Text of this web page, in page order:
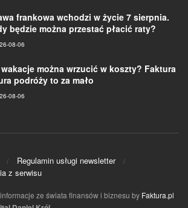
frankowa wchodzi w życie 7 sierpnia.
będzie można przestać płacić raty?
08-06
można wrzucić w koszty? Faktura
podróży to za mało
08-06
Regulamin usługi newsletter
z serwisu
ze świata finansów i biznesu by Faktura.pl